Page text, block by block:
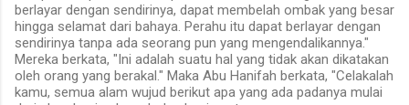
berlayar dengan sendirinya, dapat membelah ombak yang besar
hingga selamat dari bahaya. Perahu itu dapat berlayar dengan
sendirinya tanpa ada seorang pun yang mengendalikannya."
Mereka berkata, "Ini adalah suatu hal yang tidak akan dikatakan
oleh orang yang berakal." Maka Abu Hanifah berkata, "Celakalah
kamu, semua alam wujud berikut apa yang ada padanya mulai